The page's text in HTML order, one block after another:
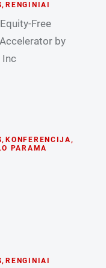
, RENGINIAI
Free
by
Inc
, KONFERENCIJA,
PARAMA
, RENGINIAI